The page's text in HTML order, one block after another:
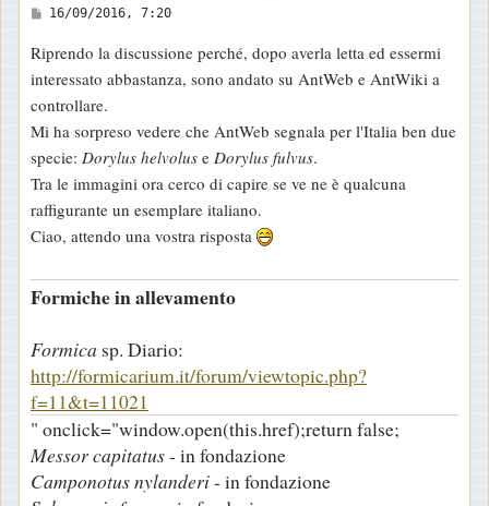
M
s
s
a
g
g
i
o
16/09/2016, 7:20
Riprendo la discussione perché, dopo averla letta ed essermi
interessato abbastanza, sono andato su AntWeb e AntWiki a
controllare.
Mi ha sorpreso vedere che AntWeb segnala per l'Italia ben due
specie: Dorylus helvolus e Dorylus fulvus.
Tra le immagini ora cerco di capire se ve ne è qualcuna
raffigurante un esemplare italiano.
Ciao, attendo una vostra risposta
Formiche in allevamento
Formica sp. Diario:
http://formicarium.it/forum/viewtopic.php?
f=11&t=11021
" onclick="window.open(this.href);return false;
Messor capitatus- in fondazione
Camponotus nylanderi- in fondazione